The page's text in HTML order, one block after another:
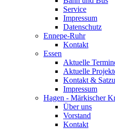
Service
Impressum
Datenschutz
Ennepe-Ruhr
Kontakt
Essen
Aktuelle
Aktuelle
Kontakt &
Impressum
Hagen - Märkischer
Über uns
Vorstand
Kontakt